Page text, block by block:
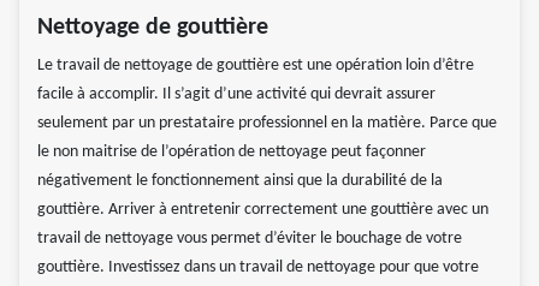
Nettoyage de gouttière
Le travail de nettoyage de gouttière est une opération loin d’être
facile à accomplir. Il s’agit d’une activité qui devrait assurer
seulement par un prestataire professionnel en la matière. Parce que
le non maitrise de l’opération de nettoyage peut façonner
négativement le fonctionnement ainsi que la durabilité de la
gouttière. Arriver à entretenir correctement une gouttière avec un
travail de nettoyage vous permet d’éviter le bouchage de votre
gouttière. Investissez dans un travail de nettoyage pour que votre